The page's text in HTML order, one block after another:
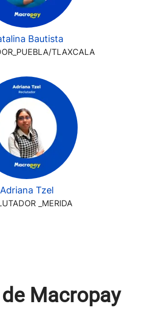
Bautista
TLAXCALA
Adriana Tzel
_MERIDA
Macropay